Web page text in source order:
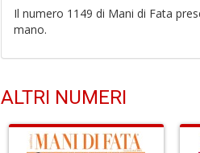
Il numero 1149 di Mani di Fata
mano.
ALTRI NUMERI